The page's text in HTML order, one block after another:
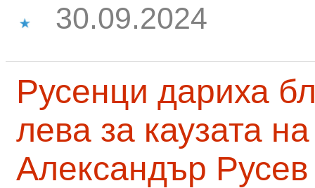
30.09.2024
Русенци дариха
лева за каузата
Александър Русев